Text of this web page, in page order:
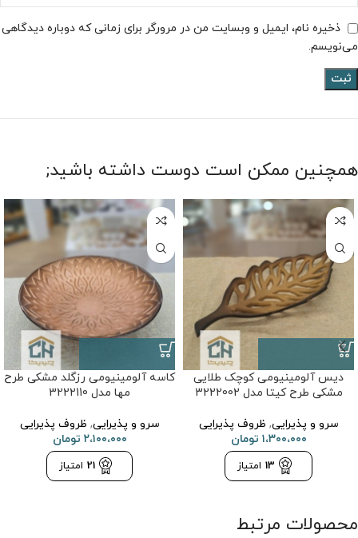
ذخیره نام، ایمیل و وبسایت من در مرورگر برای زمانی که دوباره دیدگاهی
می‌نویسم.
همچنین ممکن است دوست داشته باشید;
دیس آلومینیومی کوچک طلایی
مشکی طرح کیتا مدل 3222002
سرو و پذیرایی, ظروف پذیرایی
۱،۳۰۰،۰۰۰ تومان
13 امتیاز
کاسه آلومینیومی رزگلد مشکی طرح
مها مدل 3222110
سرو و پذیرایی, ظروف پذیرایی
۲،۱۰۰،۰۰۰ تومان
21 امتیاز
محصولات مرتبط